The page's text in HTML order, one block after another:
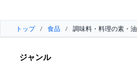
トップ / 食品 / 調味料・料理の素・油
ジャンル